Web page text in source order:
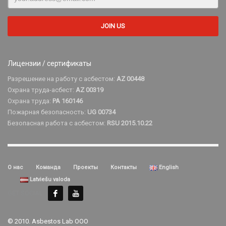
Лицензии / сертификаты
Разрешение на работу с асбестом: AZ 00448
Охрана труда-асбест: AZ 00319
Охрана труда: PA 160146
Пожарная безопасность: UG 00734
Безопасная работа с асбестом: RSU 2015.10.22
О нас Команда Проекты Контакты
English
Latviešu valoda
© 2010. Asbestos Lab ООО